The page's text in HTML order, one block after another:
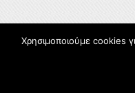
Χρησιμοποιούμε cookies